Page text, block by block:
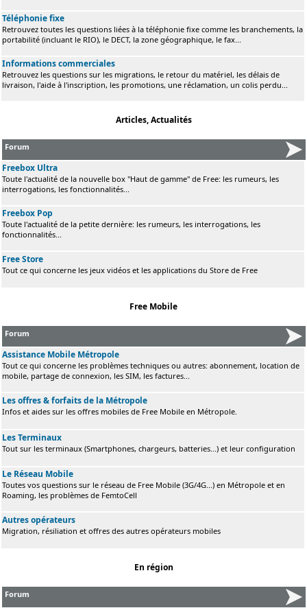
Téléphonie fixe
Retrouvez toutes les questions liées à la téléphonie fixe comme les branchements, la
portabilité (incluant le RIO), le DECT, la zone géographique, le fax...
Informations commerciales
Retrouvez les questions sur les migrations, le retour du matériel, les délais de
livraison, l'aide à l'inscription, les promotions, une réclamation, un colis perdu...
Articles, Actualités
Forum
Freebox Ultra
Toute l'actualité de la nouvelle box "Haut de gamme" de Free: les rumeurs, les
interrogations, les fonctionnalités...
Freebox Pop
Toute l'actualité de la petite dernière: les rumeurs, les interrogations, les
fonctionnalités...
Free Store
Tout ce qui concerne les jeux vidéos et les applications du Store de Free
Free Mobile
Forum
Assistance Mobile Métropole
Tout ce qui concerne les problèmes techniques ou autres: abonnement, location de
mobile, partage de connexion, les SIM, les factures...
Les offres & forfaits de la Métropole
Infos et aides sur les offres mobiles de Free Mobile en Métropole.
Les Terminaux
Tout sur les terminaux (Smartphones, chargeurs, batteries...) et leur configuration
Le Réseau Mobile
Toutes vos questions sur le réseau de Free Mobile (3G/4G...) en Métropole et en
Roaming, les problèmes de FemtoCell
Autres opérateurs
Migration, résiliation et offres des autres opérateurs mobiles
En région
Forum